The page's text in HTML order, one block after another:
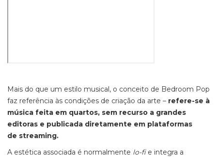
Mais do que um estilo musical, o conceito de Bedroom Pop
faz referência às condições de criação da arte – refere-se à
música feita em quartos, sem recurso a grandes
editoras e publicada diretamente em plataformas
de streaming.
A estética associada é normalmente lo-fi e integra a